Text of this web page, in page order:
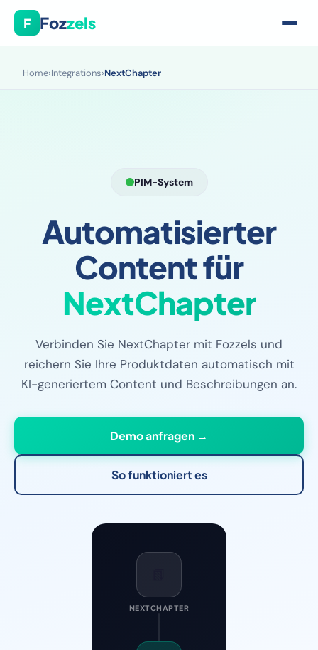
F Fozzels
Home›Integrations›NextChapter
PIM-System
Automatisierter
Content für
NextChapter
Verbinden Sie NextChapter mit Fozzels und
reichern Sie Ihre Produktdaten automatisch mit
KI-generiertem Content und Beschreibungen an.
Demo anfragen →
So funktioniert es
NEXTCHAPTER